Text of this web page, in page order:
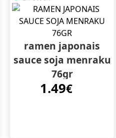
ramen japonais
sauce soja menraku
76gr
1.49€